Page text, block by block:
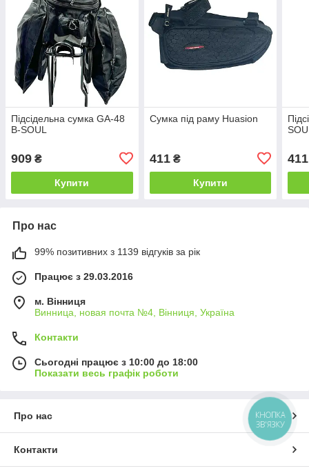
Підсідельна сумка GA-48
B-SOUL
909 ₴
Купити
Сумка під раму Huasion
411₴
Купити
411
Про нас
99% позитивних з 1139 відгуків за рік
Працює з 29.03.2016
м. Вінниця
Винница, новая почта №4, Вінниця, Україна
Контакти
Сьогодні працює з 10:00 до 18:00
Показати весь графік роботи
Про нас
Контакти
КНОПКА
ЗВ'ЯЗКУ